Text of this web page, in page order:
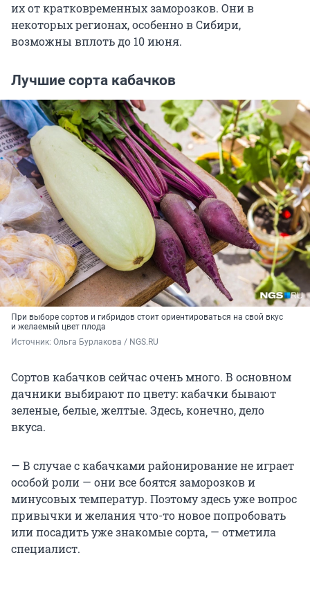
их от кратковременных заморозков. Они в
некоторых регионах, особенно в Сибири,
возможны вплоть до 10 июня.
Лучшие сорта кабачков
При выборе сортов и гибридов стоит ориентироваться на свой вкус
и желаемый цвет плода
Источник: Ольга Бурлакова / NGS.RU
Сортов кабачков сейчас очень много. В основном
дачники выбирают по цвету: кабачки бывают
зеленые, белые, желтые. Здесь, конечно, дело
вкуса.
— В случае с кабачками районирование не играет
особой роли — они все боятся заморозков и
минусовых температур. Поэтому здесь уже вопрос
привычки и желания что-то новое попробовать
или посадить уже знакомые сорта, — отметила
специалист.